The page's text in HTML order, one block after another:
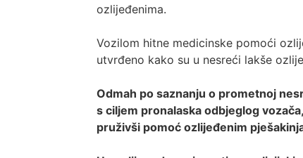
ozlijeđenima.
Vozilom hitne medicinske pomoći
utvrđeno kako su u nesreći lakše
Odmah po saznanju o prometnoj
s ciljem pronalaska odbjeglog
pruživši pomoć ozlijeđenim